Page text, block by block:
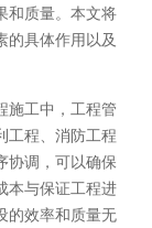
和质量。本文将
的具体作用以及
施工中，工程管
工程、消防工程
协调，可以确保
本与保证工程进
的效率和质量无